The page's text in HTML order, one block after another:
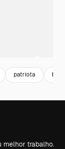
patriota
melhor trabalho.